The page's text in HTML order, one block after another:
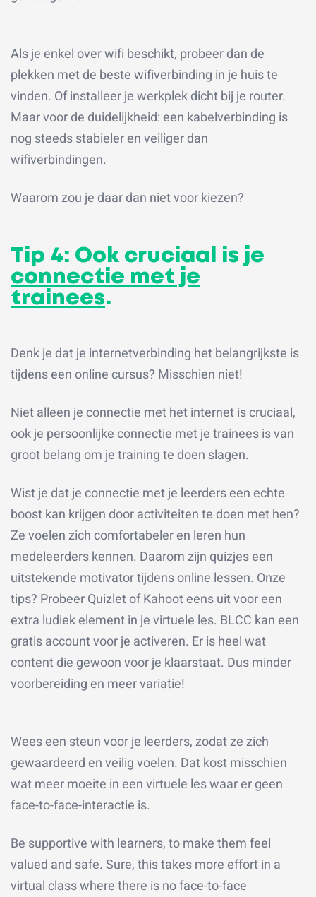
Als je enkel over wifi beschikt, probeer dan de
plekken met de beste wifiverbinding in je huis te
vinden. Of installeer je werkplek dicht bij je router.
Maar voor de duidelijkheid: een kabelverbinding is
nog steeds stabieler en veiliger dan
wifiverbindingen.
Waarom zou je daar dan niet voor kiezen?
Tip 4: Ook cruciaal is je
connectie met je
trainees.
Denk je dat je internetverbinding het belangrijkste is
tijdens een online cursus? Misschien niet!
Niet alleen je connectie met het internet is cruciaal,
ook je persoonlijke connectie met je trainees is van
groot belang om je training te doen slagen.
Wist je dat je connectie met je leerders een echte
boost kan krijgen door activiteiten te doen met hen?
Ze voelen zich comfortabeler en leren hun
medeleerders kennen. Daarom zijn quizjes een
uitstekende motivator tijdens online lessen. Onze
tips? Probeer Quizlet of Kahoot eens uit voor een
extra ludiek element in je virtuele les. BLCC kan een
gratis account voor je activeren. Er is heel wat
content die gewoon voor je klaarstaat. Dus minder
voorbereiding en meer variatie!
Wees een steun voor je leerders, zodat ze zich
gewaardeerd en veilig voelen. Dat kost misschien
wat meer moeite in een virtuele les waar er geen
face-to-face-interactie is.
Be supportive with learners, to make them feel
valued and safe. Sure, this takes more effort in a
virtual class where there is no face-to-face